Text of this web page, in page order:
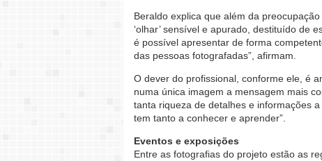
Beraldo explica que além da
‘olhar’ sensível e apurado, destituído de
é possível apresentar de forma
das pessoas fotografadas”, afirmam.
O dever do profissional, conforme ele, é
numa única imagem a mensagem mais
tanta riqueza de detalhes e informações
tem tanto a conhecer e aprender”.
Eventos e exposições
Entre as fotografias do projeto estão as